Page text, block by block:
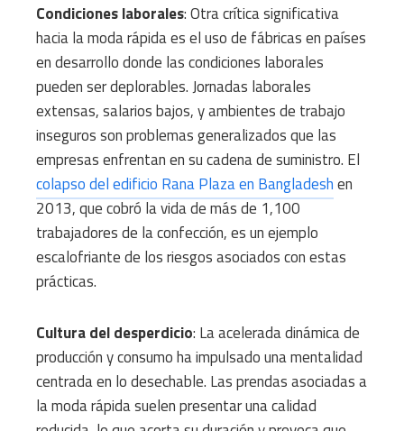
Condiciones laborales: Otra crítica significativa
hacia la moda rápida es el uso de fábricas en países
en desarrollo donde las condiciones laborales
pueden ser deplorables. Jornadas laborales
extensas, salarios bajos, y ambientes de trabajo
inseguros son problemas generalizados que las
empresas enfrentan en su cadena de suministro. El
colapso del edificio Rana Plaza en Bangladeshen
2013, que cobró la vida de más de 1,100
trabajadores de la confección, es un ejemplo
escalofriante de los riesgos asociados con estas
prácticas.
Cultura del desperdicio: La acelerada dinámica de
producción y consumo ha impulsado una mentalidad
centrada en lo desechable. Las prendas asociadas a
la moda rápida suelen presentar una calidad